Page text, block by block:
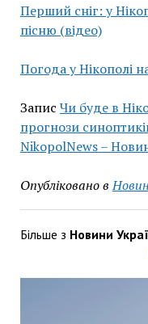
Перший сніг: у
пісню (відео)
Погода у Нікополі
Запис Чи буде в
прогнози
NikopolNews –
Опубліковано в
Більше з Новини